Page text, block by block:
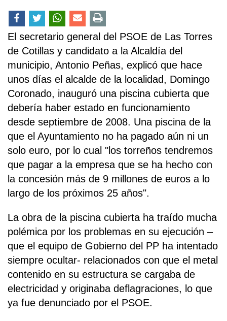
El secretario general del PSOE de Las Torres
de Cotillas y candidato a la Alcaldía del
municipio, Antonio Peñas, explicó que hace
unos días el alcalde de la localidad, Domingo
Coronado, inauguró una piscina cubierta que
debería haber estado en funcionamiento
desde septiembre de 2008. Una piscina de la
que el Ayuntamiento no ha pagado aún ni un
solo euro, por lo cual "los torreños tendremos
que pagar a la empresa que se ha hecho con
la concesión más de 9 millones de euros a lo
largo de los próximos 25 años".
La obra de la piscina cubierta ha traído mucha
polémica por los problemas en su ejecución –
que el equipo de Gobierno del PP ha intentado
siempre ocultar- relacionados con que el metal
contenido en su estructura se cargaba de
electricidad y originaba deflagraciones, lo que
ya fue denunciado por el PSOE.